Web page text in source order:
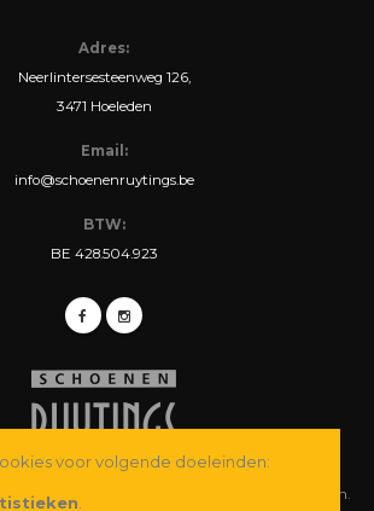
Adres:
Neerlintersesteenweg 126,
3471 Hoeleden
Email:
info@schoenenruytings.be
BTW:
BE 428.504.923
Ruytings BVBA. Alle rechten voorbehouden.
voor volgende doeleinden: